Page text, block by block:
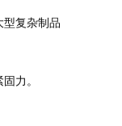
型复杂制品
力。